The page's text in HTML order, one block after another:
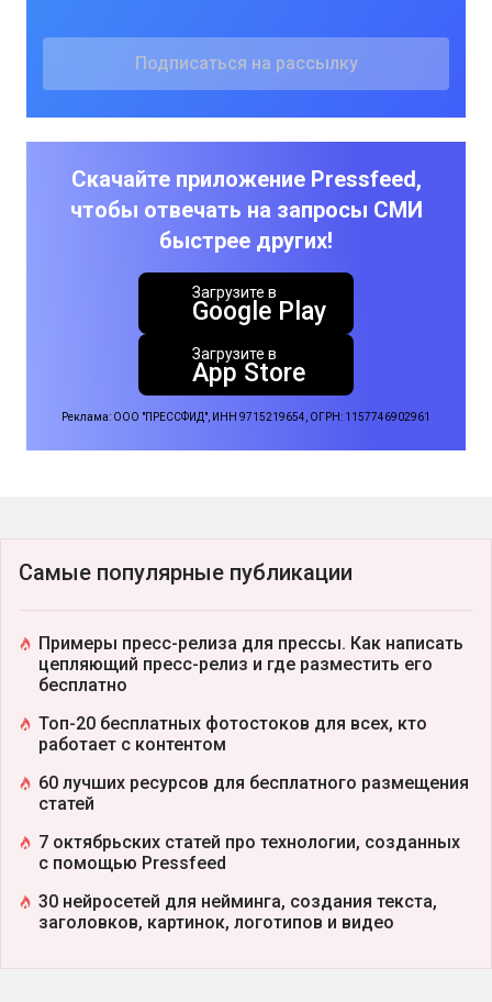
Скачайте приложение Pressfeed,
чтобы отвечать на запросы СМИ
быстрее других!
Загрузите в
Google Play
Загрузите в
App Store
Реклама: ООО "ПРЕССФИД", ИНН 9715219654, ОГРН: 1157746902961
Самые популярные публикации
Примеры пресс-релиза для прессы. Как написать
цепляющий пресс-релиз и где разместить его
бесплатно
Топ-20 бесплатных фотостоков для всех, кто
работает с контентом
60 лучших ресурсов для бесплатного размещения
статей
7 октябрьских статей про технологии, созданных
с помощью Pressfeed
30 нейросетей для нейминга, создания текста,
заголовков, картинок, логотипов и видео